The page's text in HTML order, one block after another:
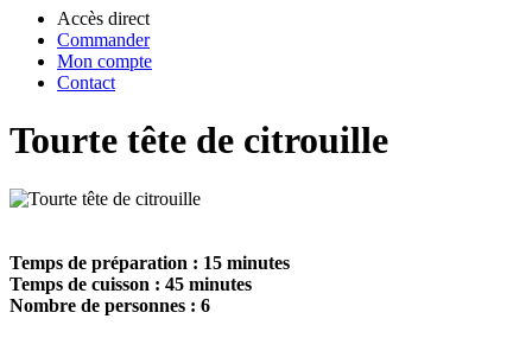
Accès direct
Commander
Mon compte
Contact
Tourte tête de citrouille
Temps de préparation : 15 minutes
Temps de cuisson : 45 minutes
Nombre de personnes : 6